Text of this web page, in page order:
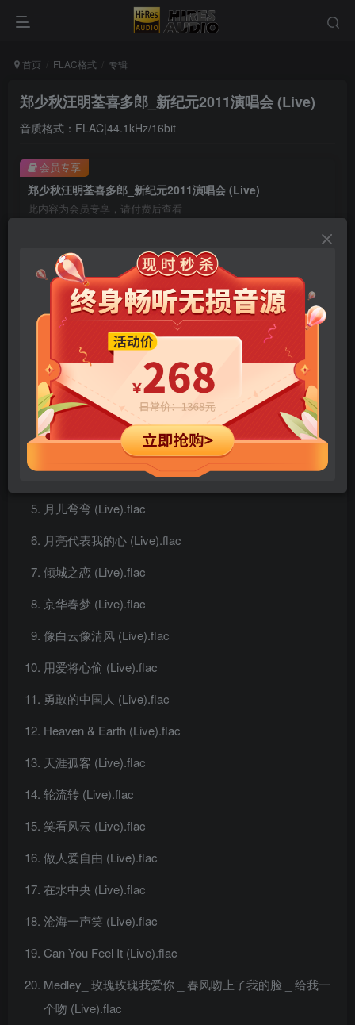
首页 FLAC格式 专辑
郑少秋汪明荃喜多郎_新纪元2011演唱会 (Live)
音质格式：FLAC|44.1kHz/16bit
郑少秋汪明荃喜多郎_新纪元2011演唱会 (Live)
此内容为会员专享，请付费后查看
9.9 99
年卡会员 免费 永久会员
立即购买
您当前未登录！建议登陆后购买，可保存购买订单
会员专享
阴阳 (Live).flac
同途万里人 (Live).flac
似水流年 (Live).flac
星 (Live).flac
月儿弯弯 (Live).flac
月亮代表我的心 (Live).flac
倾城之恋 (Live).flac
京华春梦 (Live).flac
像白云像清风 (Live).flac
用爱将心偷 (Live).flac
勇敢的中国人 (Live).flac
Heaven & Earth (Live).flac
天涯孤客 (Live).flac
轮流转 (Live).flac
笑看风云 (Live).flac
做人爱自由 (Live).flac
在水中央 (Live).flac
沧海一声笑 (Live).flac
Can You Feel It (Live).flac
Medley_ 玫瑰玫瑰我爱你 _ 春风吻上了我的脸 _ 给我一
个吻 (Live).flac